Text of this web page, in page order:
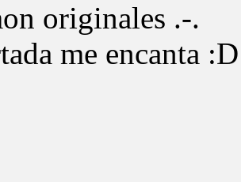
originales .-.
me encanta :D